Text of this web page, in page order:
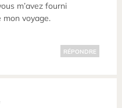
m’avez fourni
mon voyage.
RÉPONDRE